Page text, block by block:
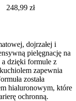
248,99 zł
dojrzałej i
pielęgnację na
a dzięki formule z
zapewnia
została
hialuronowym, które
ochronną.